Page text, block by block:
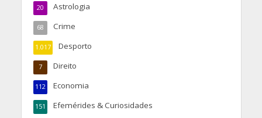
Astrologia
20
Crime
68
Desporto
1.017
Direito
7
Economia
112
Efemérides & Curiosidades
151